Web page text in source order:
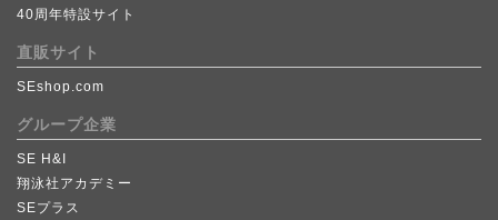
40周年特設サイト
直販サイト
SEshop.com
グループ企業
SE H&I
翔泳社アカデミー
SEプラス